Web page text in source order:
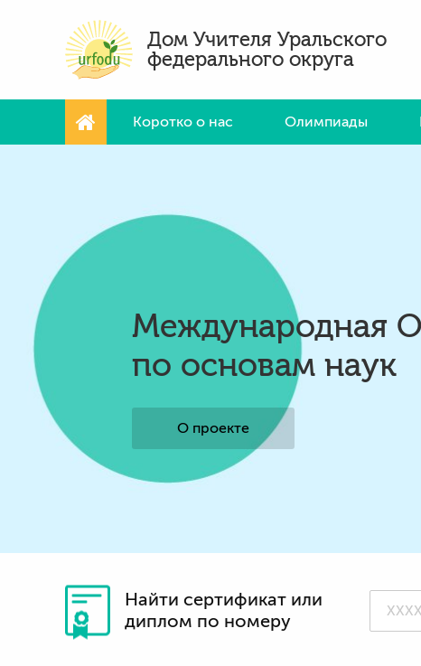
Дом Учителя Уральского
федерального округа
Коротко о нас Олимпиады
Международная
по основам наук
О проекте
Найти сертификат или
диплом по номеру